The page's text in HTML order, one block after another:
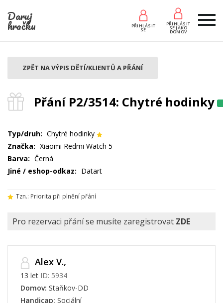
Daruj
hračku PŘIHLÁSIT
SE
PŘIHLÁSIT
SE JAKO
DOMOV
Přání P2/3514: Chytré hodinky
ZPĚT NA VÝPIS DĚTÍ/KLIENTŮ A PŘÁNÍ
Typ/druh: Chytré hodinky
Značka: Xiaomi Redmi Watch 5
Barva: Černá
Jiné / eshop-odkaz: Datart
Tzn.: Priorita při plnění přání
Pro rezervaci přání se musíte zaregistrovat ZDE
Alex V.,
13 let ID: 5934
Domov: Staňkov-DD
Handicap: Sociální